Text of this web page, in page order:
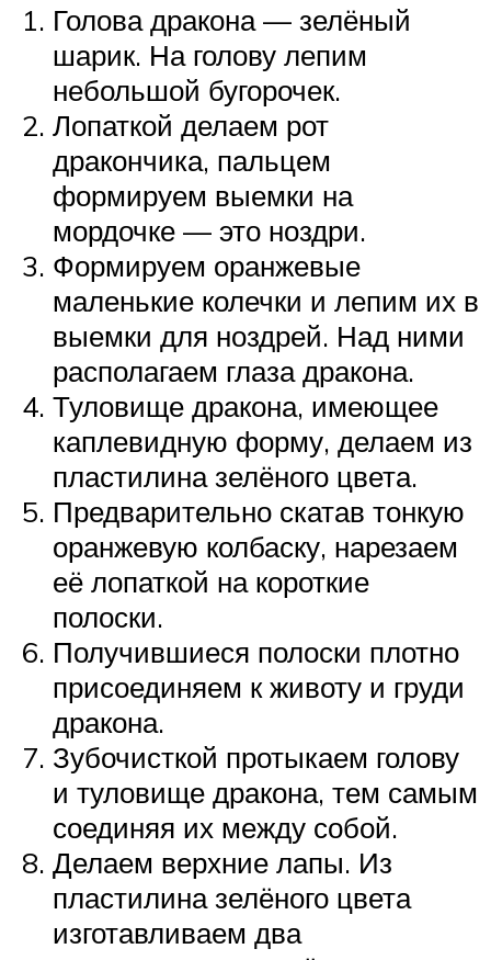
Голова дракона — зелёный
шарик. На голову лепим
небольшой бугорочек.
Лопаткой делаем рот
дракончика, пальцем
формируем выемки на
мордочке — это ноздри.
Формируем оранжевые
маленькие колечки и лепим их в
выемки для ноздрей. Над ними
располагаем глаза дракона.
Туловище дракона, имеющее
каплевидную форму, делаем из
пластилина зелёного цвета.
Предварительно скатав тонкую
оранжевую колбаску, нарезаем
её лопаткой на короткие
полоски.
Получившиеся полоски плотно
присоединяем к животу и груди
дракона.
Зубочисткой протыкаем голову
и туловище дракона, тем самым
соединяя их между собой.
Делаем верхние лапы. Из
пластилина зелёного цвета
изготавливаем два